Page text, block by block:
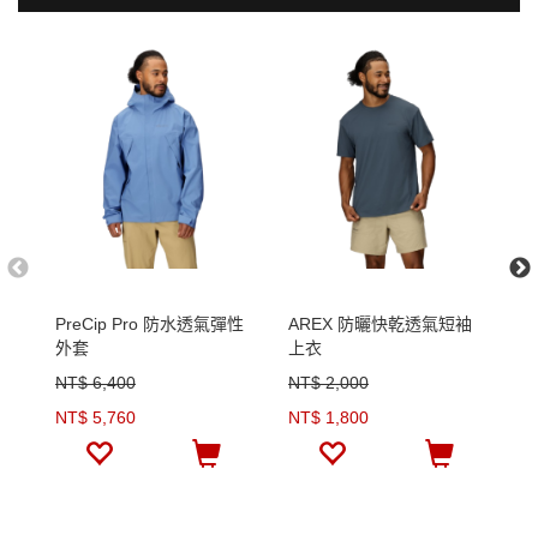
PreCip Pro 防水透氣彈性
外套
NT$ 6,400
NT$ 5,760
AREX 防曬快乾透氣短袖
上衣
NT$ 2,000
NT$ 1,800